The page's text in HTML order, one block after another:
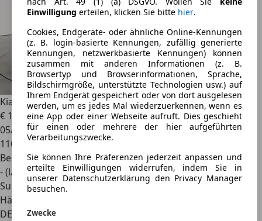
Einwilligung erteilen, klicken Sie bitte hier.
Cookies, Endgeräte- oder ähnliche Online-Kennungen
(z. B. login-basierte Kennungen, zufällig generierte
Kennungen, netzwerkbasierte Kennungen) können
zusammen mit anderen Informationen (z. B.
Browsertyp und Browserinformationen, Sprache,
Bildschirmgröße, unterstützte Technologien usw.) auf
Ihrem Endgerät gespeichert oder von dort ausgelesen
werden, um es jedes Mal wiederzuerkennen, wenn es
eine App oder einer Webseite aufruft. Dies geschieht
für einen oder mehrere der hier aufgeführten
Verarbeitungszwecke.
Sie können Ihre Präferenzen jederzeit anpassen und
erteilte Einwilligungen widerrufen, indem Sie in
unserer Datenschutzerklärung den Privacy Manager
besuchen.
Zwecke
Kia Picanto1.1 LX*TÜV 05/2027*KUPPLUNG NEU*KLIMA*
€ 1.490€ 1.990,-
05/2006
110.249 km
Benzin
- (l/100 km)
SuperDEAL
Händler
DE 47803